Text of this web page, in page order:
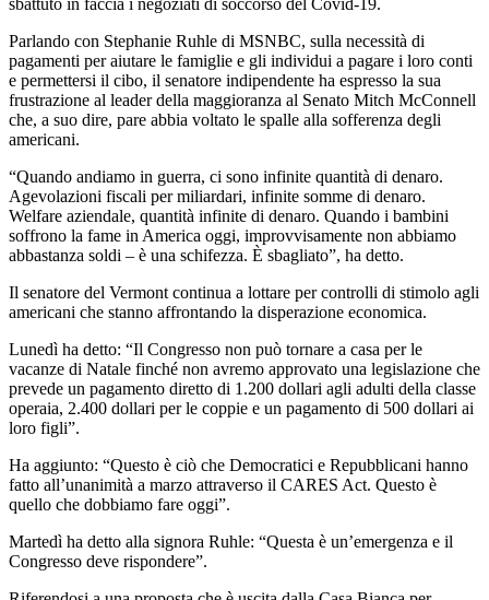
Parlando con Stephanie Ruhle di MSNBC, sulla necessità di
pagamenti per aiutare le famiglie e gli individui a pagare i loro conti
e permettersi il cibo, il senatore indipendente ha espresso la sua
frustrazione al leader della maggioranza al Senato Mitch McConnell
che, a suo dire, pare abbia voltato le spalle alla sofferenza degli
americani.
“Quando andiamo in guerra, ci sono infinite quantità di denaro.
Agevolazioni fiscali per miliardari, infinite somme di denaro.
Welfare aziendale, quantità infinite di denaro. Quando i bambini
soffrono la fame in America oggi, improvvisamente non abbiamo
abbastanza soldi – è una schifezza. È sbagliato”, ha detto.
Il senatore del Vermont continua a lottare per controlli di stimolo agli
americani che stanno affrontando la disperazione economica.
Lunedì ha detto: “Il Congresso non può tornare a casa per le
vacanze di Natale finché non avremo approvato una legislazione che
prevede un pagamento diretto di 1.200 dollari agli adulti della classe
operaia, 2.400 dollari per le coppie e un pagamento di 500 dollari ai
loro figli”.
Ha aggiunto: “Questo è ciò che Democratici e Repubblicani hanno
fatto all’unanimità a marzo attraverso il CARES Act. Questo è
quello che dobbiamo fare oggi”.
Martedì ha detto alla signora Ruhle: “Questa è un’emergenza e il
Congresso deve rispondere”.